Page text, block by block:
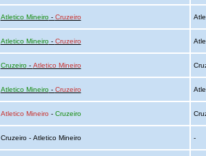
Atletico Mineiro- Cruzeiro
Atletico Mineiro- Cruzeiro
Cruzeiro- Atletico Mineiro
Atletico Mineiro- Cruzeiro
Atletico Mineiro - Cruzeiro
Cruzeiro - Atletico Mineiro -